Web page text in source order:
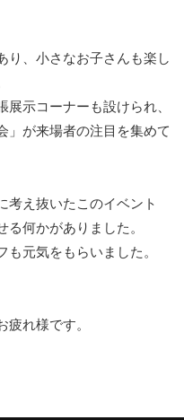
り、小さなお子さんも楽し
示コーナーも設けられ、
」が来場者の注目を集めて
考え抜いたこのイベント
何かがありました。
元気をもらいました。
れ様です。